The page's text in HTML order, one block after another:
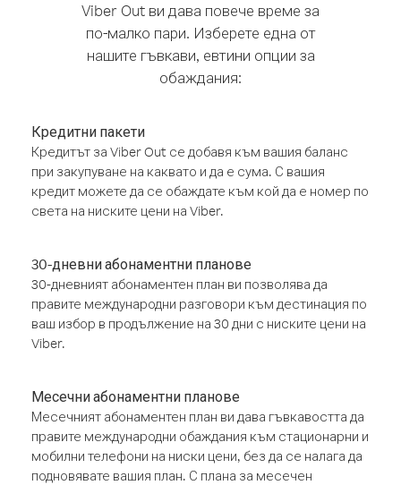
Viber Out ви дава повече време за
по-малко пари. Изберете една от
нашите гъвкави, евтини опции за
обаждания:
Кредитни пакети
Кредитът за Viber Out се добавя към вашия баланс
при закупуване на каквато и да е сума. С вашия
кредит можете да се обаждате към кой да е номер по
света на ниските цени на Viber.
30-дневни абонаментни планове
30-дневният абонаментен план ви позволява да
правите международни разговори към дестинация по
ваш избор в продължение на 30 дни с ниските цени на
Viber.
Месечни абонаментни планове
Месечният абонаментен план ви дава гъвкавостта да
правите международни обаждания към стационарни и
мобилни телефони на ниски цени, без да се налага да
подновявате вашия план. С плана за месечен